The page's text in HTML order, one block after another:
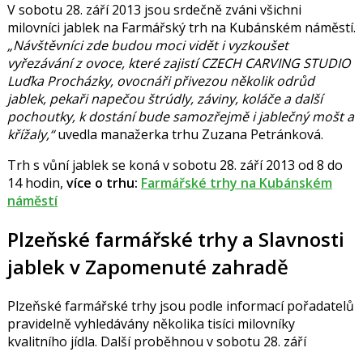
V sobotu 28. září 2013 jsou srdečně zváni všichni
milovníci jablek na Farmářský trh na Kubánském náměstí.
„Návštěvníci zde budou moci vidět i vyzkoušet
vyřezávání z ovoce, které zajistí CZECH CARVING STUDIO
Luďka Procházky, ovocnáři přivezou několik odrůd
jablek, pekaři napečou štrúdly, záviny, koláče a další
pochoutky, k dostání bude samozřejmě i jablečný mošt a
křížaly,“uvedla manažerka trhu Zuzana Petránková.
Trh s vůní jablek se koná v sobotu 28. září 2013 od 8 do
14 hodin, více o trhu: Farmářské trhy na Kubánském
náměstí
Plzeňské farmářské trhy a Slavnosti
jablek v Zapomenuté zahradě
Plzeňské farmářské trhy jsou podle informací pořadatelů
pravidelně vyhledávány několika tisíci milovníky
kvalitního jídla. Další proběhnou v sobotu 28. září